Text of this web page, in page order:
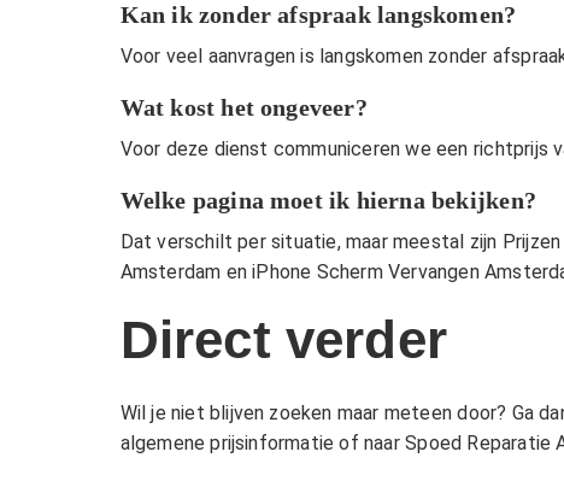
Kan ik zonder afspraak langskomen?
Voor veel aanvragen is langskomen zonder
Wat kost het ongeveer?
Voor deze dienst communiceren we een richtprijs
Welke pagina moet ik hierna bekijken?
Dat verschilt per situatie, maar meestal zijn
Amsterdam eniPhone Scherm Vervangen
Direct verder
Wil je niet blijven zoeken maar meteen door? Ga
algemene prijsinformatie of naarSpoed Reparatie